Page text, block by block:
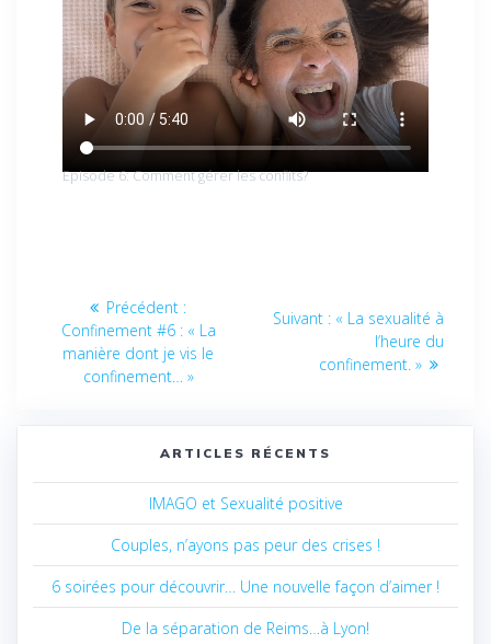
Episode 6: Comment gérer les conflits?
Navigation
l’article
Précédent :Article
précédent
:
Confinement #6 : « La
manière dont je vis le
confinement… »
Suivant : Article
suivant
:
« La sexualité à
l’heure du
confinement. »
ARTICLES RÉCENTS
IMAGO et Sexualité positive
Couples, n’ayons pas peur des crises !
6 soirées pour découvrir… Une nouvelle façon d’aimer !
De la séparation de Reims…à Lyon!